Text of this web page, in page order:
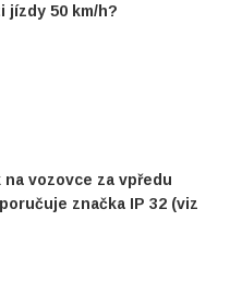
jízdy 50 km/h?
vozovce za vpředu
značka IP 32 (viz